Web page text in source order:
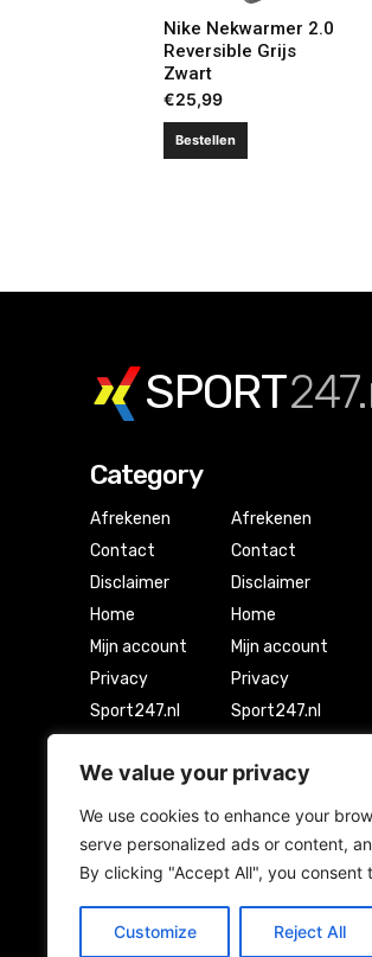
We value your privacy
We use cookies to enhance your
serve personalized ads or content,
By clicking "Accept All", you consent
Customize Reject All
Nike Nekwarmer 2.0
Reversible Grijs
Zwart
€25,99
Bestellen
SPORT
Category
Afrekenen
Contact
Disclaimer
Home
Mijn account
Privacy
Sport247.nl
Winkelwagen
Afrekenen
Contact
Disclaimer
Home
Mijn account
Privacy
Sport247.nl
Winkelwagen
Newsletter Signup